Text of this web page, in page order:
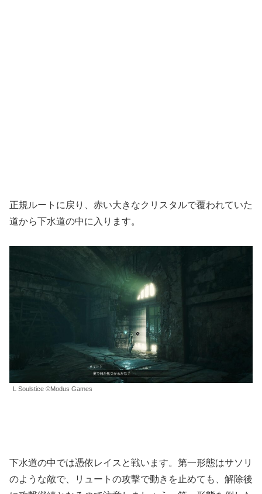
正規ルートに戻り、赤い大きなクリスタルで覆われていた
道から下水道の中に入ります。
L Soulstice ©Modus Games
下水道の中では憑依レイスと戦います。第一形態はサソリ
のような敵で、リュートの攻撃で動きを止めても、解除後